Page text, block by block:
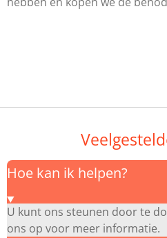
Hoe kan ik helpen?
U kunt ons steunen door te
ons op voor meer informatie.